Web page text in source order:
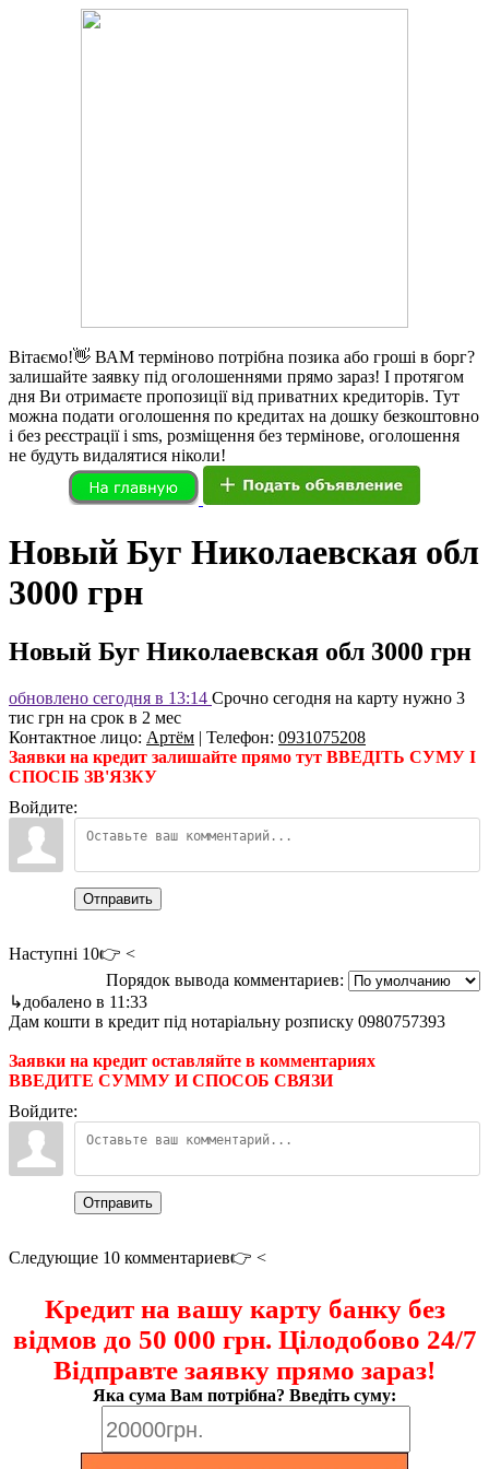
Вітаємо!👋 ВАМ терміново потрібна позика або гроші в борг?
залишайте заявку під оголошеннями прямо зараз! І протягом
дня Ви отримаєте пропозиції від приватних кредиторів. Тут
можна подати оголошення по кредитах на дошку безкоштовно
і без реєстрації і sms, розміщення без термінове, оголошення
не будуть видалятися ніколи!
Новый Буг Николаевская обл
3000 грн
Новый Буг Николаевская обл 3000 грн
обновлено сегодня в 13:14 Срочно сегодня на карту нужно 3
тис грн на срок в 2 мес
Контактное лицо: Артём | Телефон: 0931075208
Заявки на кредит залишайте прямо тут ВВЕДІТЬ СУМУ І
СПОСІБ ЗВ'ЯЗКУ
Войдите:
Отправить
Наступні 10👉 <
Порядок вывода комментариев:
↳добалено в 11:33
Дам кошти в кредит під нотаріальну розписку 0980757393
Заявки на кредит оставляйте в комментариях
ВВЕДИТЕ СУММУ И СПОСОБ СВЯЗИ
Войдите:
Отправить
Следующие 10 комментариев👉 <
Кредит на вашу карту банку без
відмов до 50 000 грн. Цілодобово 24/7
Відправте заявку прямо зараз!
Яка сума Вам потрібна? Введіть суму: